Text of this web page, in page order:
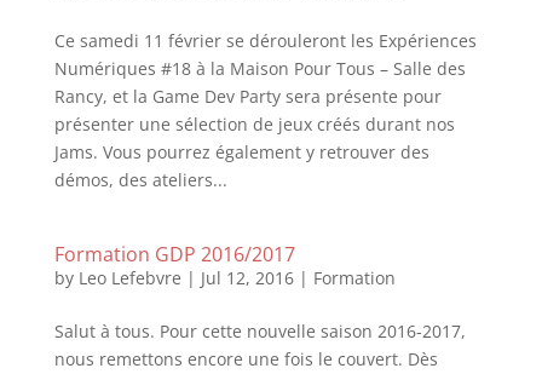
Ce samedi 11 février se dérouleront les Expériences
Numériques #18 à la Maison Pour Tous – Salle des
Rancy, et la Game Dev Party sera présente pour
présenter une sélection de jeux créés durant nos
Jams. Vous pourrez également y retrouver des
démos, des ateliers...
Formation GDP 2016/2017
by Leo Lefebvre | Jul 12, 2016| Formation
Salut à tous. Pour cette nouvelle saison 2016-2017,
nous remettons encore une fois le couvert. Dès